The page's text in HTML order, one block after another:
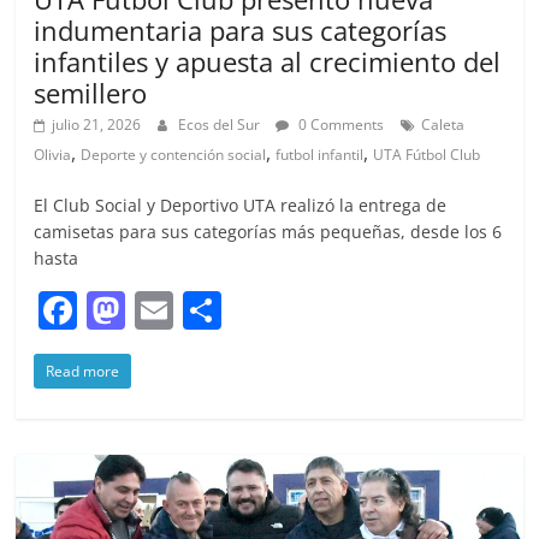
indumentaria para sus categorías
infantiles y apuesta al crecimiento del
semillero
julio 21, 2026 Ecos del Sur 0 Comments
Caleta
Olivia, Deporte y contención social,futbol infantil, UTA Fútbol Club
El Club Social y Deportivo UTA realizó la entrega de
camisetas para sus categorías más pequeñas, desde los 6
hasta
F
a
c
b
o
M
a
st
d
o
E
Read more